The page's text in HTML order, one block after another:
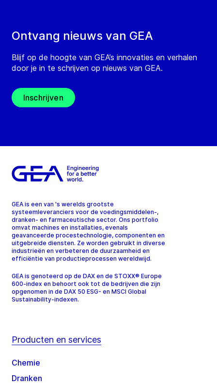
Ontvang nieuws van GEA
Blijf op de hoogte van GEA’s innovaties en verhalen
door je in te schrijven op nieuws van GEA.
Inschrijven
GEA is een van 's werelds grootste
systeemleveranciers voor de voedingsmiddelen-,
dranken- en farmaceutische sector. Ons portfolio
omvat machines en installaties, evenals
geavanceerde procestechnologie, componenten en
uitgebreide diensten. Ze worden gebruikt in diverse
industrieën en verbeteren de duurzaamheid en
efficiëntie van productieprocessen wereldwijd.
GEA is genoteerd op de DAX en de STOXX® Europe
600-index en behoort ook tot de bedrijven die zijn
opgenomen in de DAX 50 ESG- en MSCI Global
Sustainability-indexen.
Producten en services
Chemie
Dranken